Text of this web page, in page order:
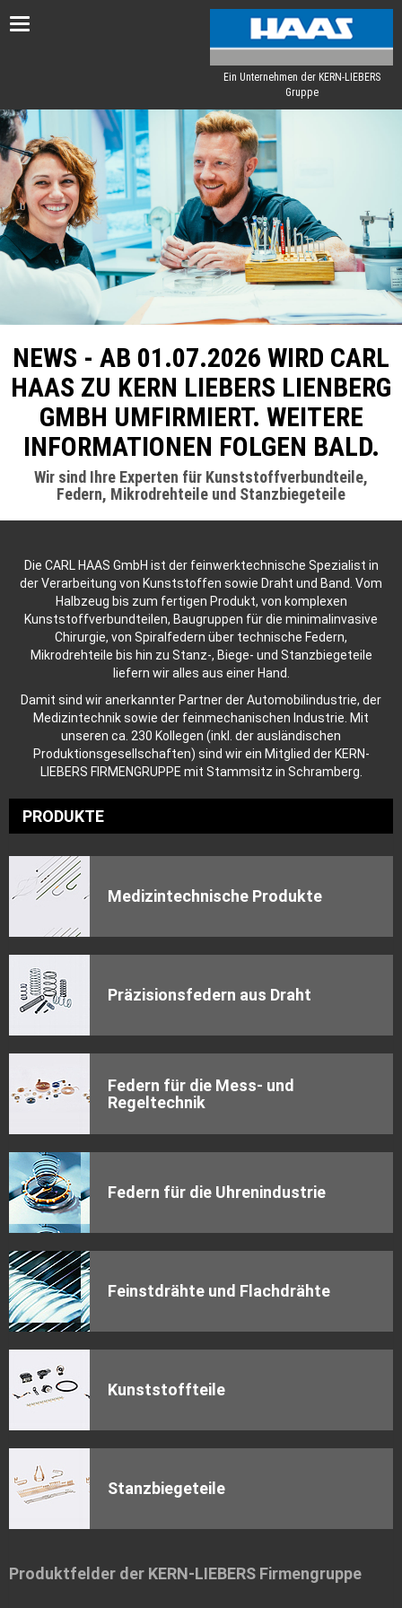
Toggle
Ein Unternehmen der KERN-LIEBERS
Gruppe
NEWS - AB 01.07.2026 WIRD CARL
HAAS ZU KERN LIEBERS LIENBERG
GMBH UMFIRMIERT. WEITERE
INFORMATIONEN FOLGEN BALD.
Wir sind Ihre Experten für Kunststoffverbundteile,
Federn, Mikrodrehteile und Stanzbiegeteile
Die CARL HAAS GmbH ist der feinwerktechnische Spezialist in
der Verarbeitung von Kunststoffen sowie Draht und Band. Vom
Halbzeug bis zum fertigen Produkt, von komplexen
Kunststoffverbundteilen, Baugruppen für die minimalinvasive
Chirurgie, von Spiralfedern über technische Federn,
Mikrodrehteile bis hin zu Stanz-, Biege- und Stanzbiegeteile
liefern wir alles aus einer Hand.
Damit sind wir anerkannter Partner der Automobilindustrie, der
Medizintechnik sowie der feinmechanischen Industrie. Mit
unseren ca. 230 Kollegen (inkl. der ausländischen
Produktionsgesellschaften) sind wir ein Mitglied der KERN-
LIEBERS FIRMENGRUPPE mit Stammsitz in Schramberg.
PRODUKTE
Medizintechnische Produkte
Präzisionsfedern aus Draht
Federn für die Mess- und
Regeltechnik
Federn für die Uhrenindustrie
Feinstdrähte und Flachdrähte
Kunststoffteile
Stanzbiegeteile
Produktfelder der KERN-LIEBERS Firmengruppe